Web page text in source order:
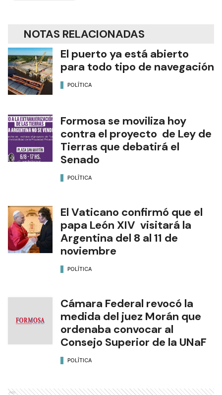
NOTAS RELACIONADAS
El puerto ya está abierto
para todo tipo de navegación
POLÍTICA
Formosa se moviliza hoy
contra el proyecto de Ley de
Tierras que debatirá el
Senado
POLÍTICA
El Vaticano confirmó que el
papa León XIV visitará la
Argentina del 8 al 11 de
noviembre
POLÍTICA
Cámara Federal revocó la
medida del juez Morán que
ordenaba convocar al
Consejo Superior de la UNaF
POLÍTICA
Ads